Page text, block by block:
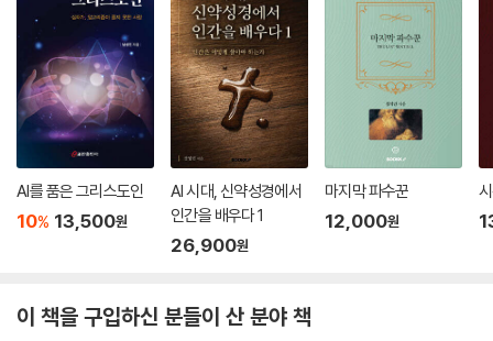
AI를 품은 그리스도인
10% 13,500원
AI 시대, 신약성경에서
인간을 배우다 1
26,900원
마지막 파수꾼
12,000원
이 책을 구입하신 분들이 산 분야 책